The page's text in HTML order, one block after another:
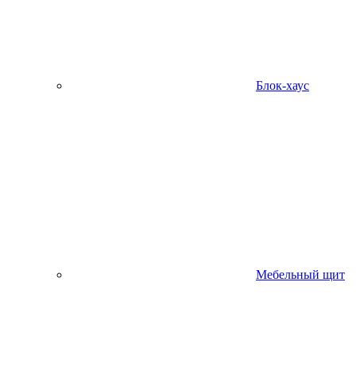
Блок-хаус
Мебельный щит